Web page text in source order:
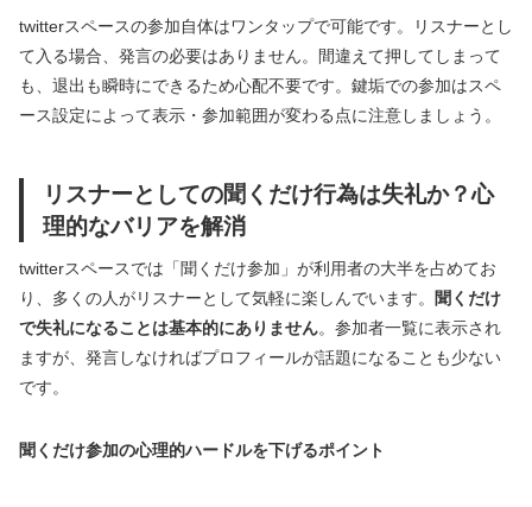
twitterスペースの参加自体はワンタップで可能です。リスナーとし
て入る場合、発言の必要はありません。間違えて押してしまって
も、退出も瞬時にできるため心配不要です。鍵垢での参加はスペ
ース設定によって表示・参加範囲が変わる点に注意しましょう。
リスナーとしての聞くだけ行為は失礼か？心
理的なバリアを解消
twitterスペースでは「聞くだけ参加」が利用者の大半を占めてお
り、多くの人がリスナーとして気軽に楽しんでいます。
聞くだけ
で失礼になることは基本的にありません。参加者一覧に表示され
ますが、発言しなければプロフィールが話題になることも少ない
です。
聞くだけ参加の心理的ハードルを下げるポイント